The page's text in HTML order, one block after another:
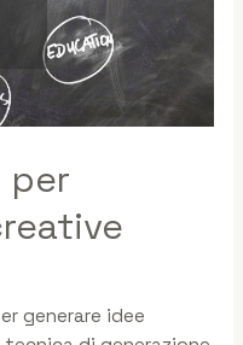
per
generare idee